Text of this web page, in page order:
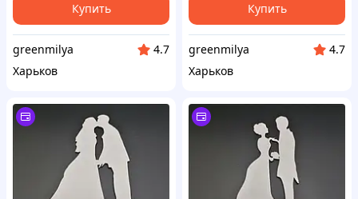
Купить
greenmilya
4.7
Харьков
Купить
greenmilya
4.7
Харьков